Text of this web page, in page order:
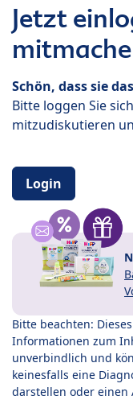
Jetzt
Schön, dass sie
Bitte loggen Sie
mitzudiskutieren
Login
Bitte beachten:
Informationen zum
unverbindlich und
keinesfalls eine
darstellen oder einen